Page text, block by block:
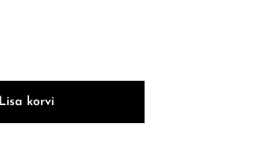
Lisa korvi